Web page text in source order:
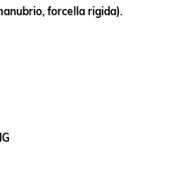
forcella rigida).